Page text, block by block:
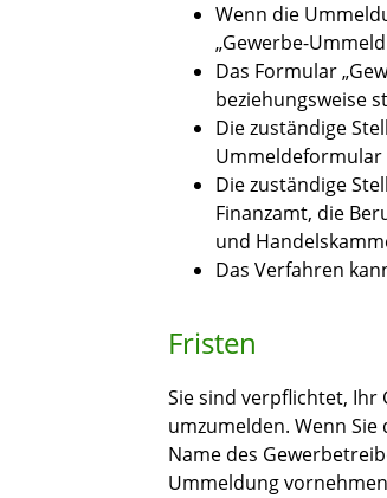
Wenn die
„Gewerbe-
Das Formular
beziehungsweise
Die zuständige
Die zuständige
Finanzamt, die
und
Das Verfahren
Fristen
Sie sind verpflichtet,
umzumelden. Wenn
Name des
Ummeldung